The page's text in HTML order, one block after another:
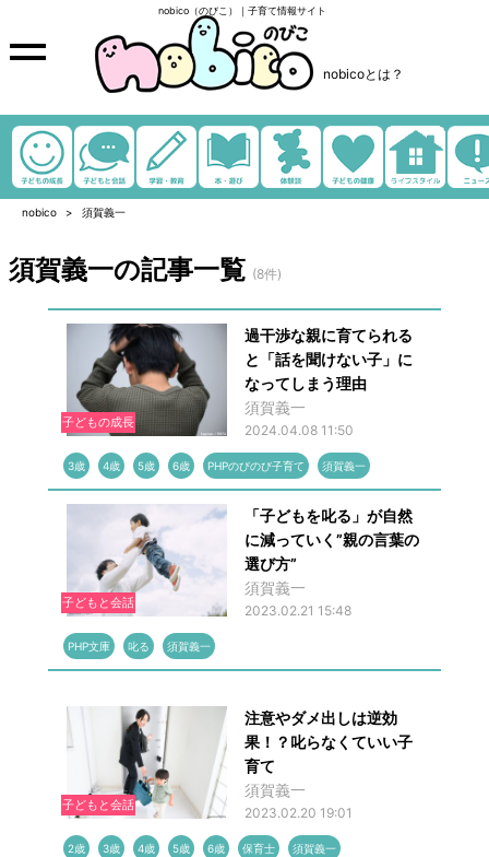
nobico（のびこ）｜子育て情報サイト
nobicoとは？
nobico 須賀義一
須賀義一の記事一覧 (8件)
子どもの成長
過干渉な親に育てられる
と「話を聞けない子」に
なってしまう理由
須賀義一
2024.04.08 11:50
3歳 4歳 5歳 6歳 PHPのびのび子育て 須賀義一
子どもと会話
「子どもを叱る」が自然
に減っていく”親の言葉の
選び方”
須賀義一
2023.02.21 15:48
PHP文庫 叱る 須賀義一
子どもと会話
注意やダメ出しは逆効
果！？叱らなくていい子
育て
須賀義一
2023.02.20 19:01
2歳 3歳 4歳 5歳 6歳 保育士 須賀義一